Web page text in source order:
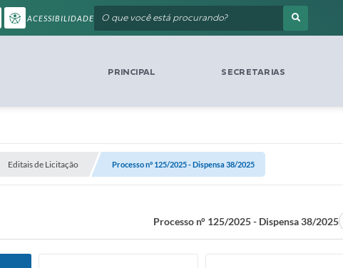
ACESSIBILIDADE
PRINCIPAL SECRETARIAS
Editais de Licitação Processo n° 125/2025 - Dispensa 38/2025
Processo n° 125/2025 - Dispensa 38/2025